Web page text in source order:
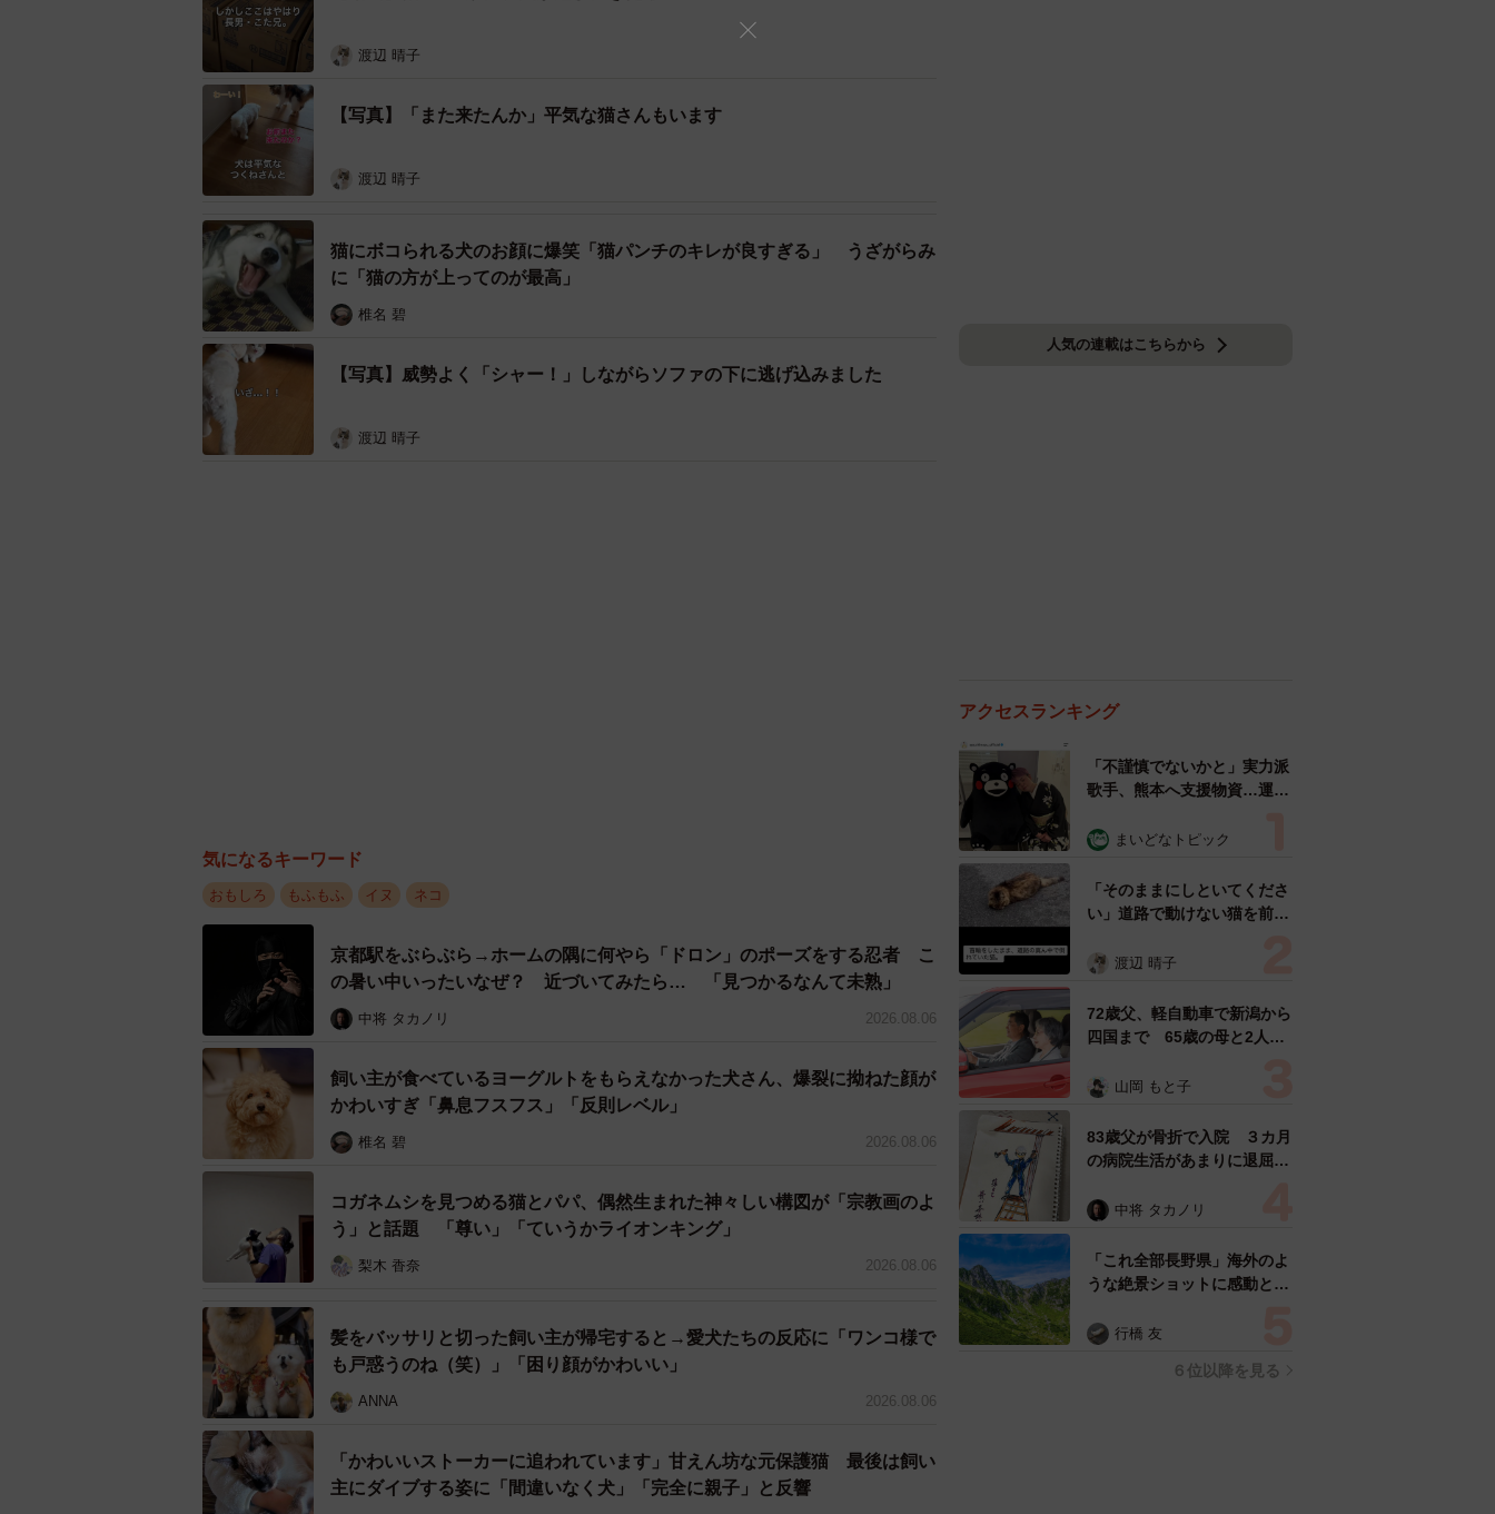
2/6
洗濯カゴに入って登場したのは、実家犬のマルちゃん（「こたとつーちゃんと時々おたま」さん提供、Instagram
外の気配を察知…シンクロする“警備隊”
動画では、マルちゃんが家に来る前から異変を察知したこたろうくんとつくねちゃんが、並
んで外の様子をうかがう姿が映し出されます。飼い主さんによると、マルちゃんが家に入る
前から2匹は気配を察知していたそうです。
「こたとつくねはシンクロしながら外の様子を伺っていました」
しかし、玄関が開いた瞬間、それぞれの個性が爆発。お客さま好きのつくねちゃんは自らお
出迎えに向かった一方、こたろうくんは玄関横の部屋へ、しらたまちゃんはソファ下へ避難
したといいます。
渡辺 晴子
【写真】「また来たんか」平気な猫さんもいます
渡辺 晴子
猫にボコられる犬のお顔に爆笑「猫パンチのキレが良すぎる」 うざがらみ
に「猫の方が上ってのが最高」
椎名 碧
【写真】威勢よく「シャー！」しながらソファの下に逃げ込みました
渡辺 晴子
気になるキーワード
おもしろ もふもふ イヌ ネコ
京都駅をぶらぶら→ホームの隅に何やら「ドロン」のポーズをする忍者 こ
の暑い中いったいなぜ？ 近づいてみたら… 「見つかるなんて未熟」
中将 タカノリ 2026.08.06
飼い主が食べているヨーグルトをもらえなかった犬さん、爆裂に拗ねた顔が
かわいすぎ「鼻息フスフス」「反則レベル」
椎名 碧 2026.08.06
コガネムシを見つめる猫とパパ、偶然生まれた神々しい構図が「宗教画のよ
う」と話題 「尊い」「ていうかライオンキング」
梨木 香奈 2026.08.06
髪をバッサリと切った飼い主が帰宅すると→愛犬たちの反応に「ワンコ様で
も戸惑うのね（笑）」「困り顔がかわいい」
ANNA 2026.08.06
「かわいいストーカーに追われています」甘えん坊な元保護猫 最後は飼い
主にダイブする姿に「間違いなく犬」「完全に親子」と反響
人気の連載はこちらから
アクセスランキング
「不謹慎でないかと」実力派
歌手、熊本へ支援物資…運搬
めらい 「痛いほど伝わる」
まいどなトピック
「そのままにしといてくださ
い」道路で動けない猫を前に
ようとした4日間 「命の重
表の訴え
渡辺 晴子
72歳父、軽自動車で新潟から
四国まで 65歳の母と2人で
憩まで分刻み… 「大学生で
山岡 もと子
83歳父が骨折で入院 ３カ月
の病院生活があまりに退屈で
い！」→スケッチブックを見
すよ…」
中将 タカノリ
「これ全部長野県」海外のよ
うな絶景ショットに感動と反
ったんだって気づいた」
行橋 友
６位以降を見る